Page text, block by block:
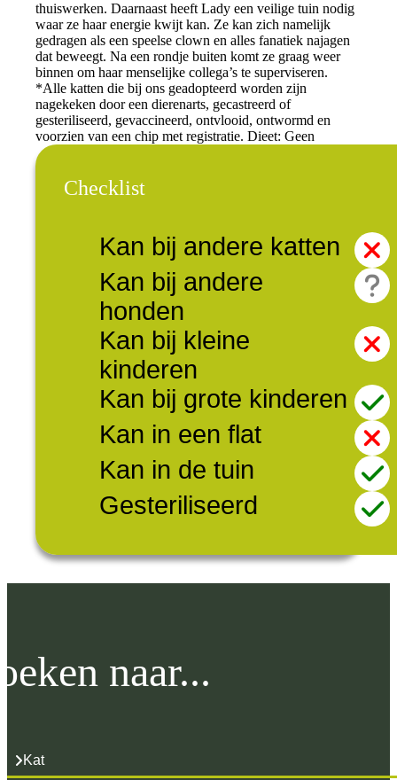
thuiswerken. Daarnaast heeft Lady een veilige tuin nodig
waar ze haar energie kwijt kan. Ze kan zich namelijk
gedragen als een speelse clown en alles fanatiek najagen
dat beweegt. Na een rondje buiten komt ze graag weer
binnen om haar menselijke collega’s te superviseren.
*Alle katten die bij ons geadopteerd worden zijn
nagekeken door een dierenarts, gecastreerd of
gesteriliseerd, gevaccineerd, ontvlooid, ontwormd en
voorzien van een chip met registratie. Dieet: Geen
Checklist
Kan bij andere katten
Kan bij andere
honden
Kan bij kleine
kinderen
Kan bij grote kinderen
Kan in een flat
Kan in de tuin
Gesteriliseerd
naar...
Kat